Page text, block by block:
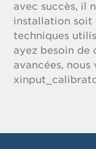
avec succès, il
installation soit
techniques
ayez besoin de
avancées,